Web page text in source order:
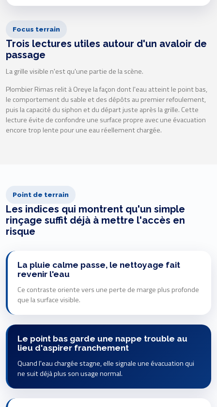
Focus terrain
Trois lectures utiles autour d'un avaloir de
passage
La grille visible n'est qu'une partie de la scène.
Plombier Rimas relit à Oreye la façon dont l'eau atteint le point bas,
le comportement du sable et des dépôts au premier refoulement,
puis la capacité du siphon et du départ juste après la grille. Cette
lecture évite de confondre une surface propre avec une évacuation
encore trop lente pour une eau réellement chargée.
Point de terrain
Les indices qui montrent qu'un simple
rinçage suffit déjà à mettre l'accès en
risque
La pluie calme passe, le nettoyage fait
revenir l'eau
Ce contraste oriente vers une perte de marge plus profonde
que la surface visible.
Le point bas garde une nappe trouble au
lieu d'aspirer franchement
Quand l'eau chargée stagne, elle signale une évacuation qui
ne suit déjà plus son usage normal.